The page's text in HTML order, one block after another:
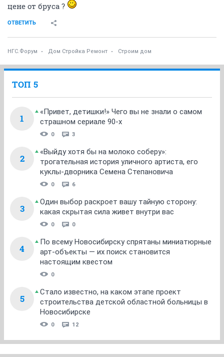
цене от бруса ?
ОТВЕТИТЬ
НГС.Форум Дом Стройка Ремонт Строим дом
ТОП 5
1
«Привет, детишки!» Чего вы не знали о самом
страшном сериале 90-х
0 3
2
«Выйду хотя бы на молоко соберу»:
трогательная история уличного артиста, его
куклы-дворника Семена Степановича
0 6
3
Один выбор раскроет вашу тайную сторону:
какая скрытая сила живет внутри вас
0 0
4
По всему Новосибирску спрятаны миниатюрные
арт-объекты — их поиск становится
настоящим квестом
0
5
Стало известно, на каком этапе проект
строительства детской областной больницы в
Новосибирске
0 12